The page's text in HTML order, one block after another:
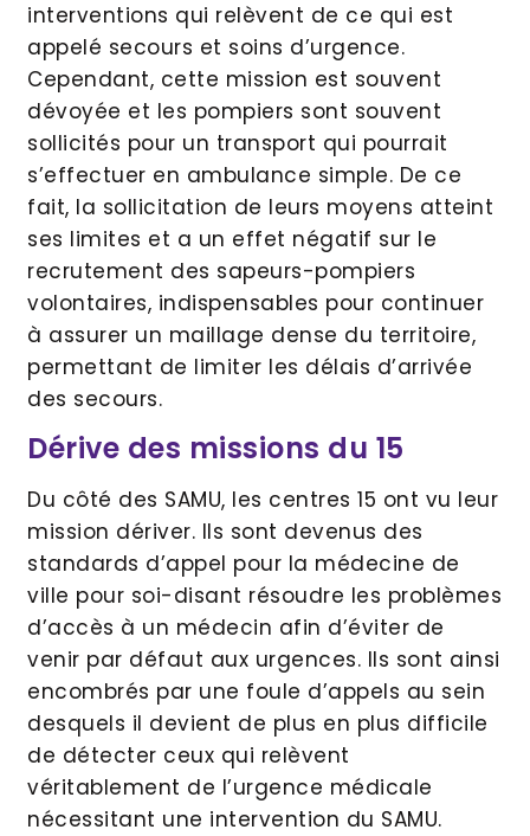
interventions qui relèvent de ce qui est
appelé secours et soins d’urgence.
Cependant, cette mission est souvent
dévoyée et les pompiers sont souvent
sollicités pour un transport qui pourrait
s’effectuer en ambulance simple. De ce
fait, la sollicitation de leurs moyens atteint
ses limites et a un effet négatif sur le
recrutement des sapeurs-pompiers
volontaires, indispensables pour continuer
à assurer un maillage dense du territoire,
permettant de limiter les délais d’arrivée
des secours.
Dérive des missions du 15
Du côté des SAMU, les centres 15 ont vu leur
mission dériver. Ils sont devenus des
standards d’appel pour la médecine de
ville pour soi-disant résoudre les problèmes
d’accès à un médecin afin d’éviter de
venir par défaut aux urgences. Ils sont ainsi
encombrés par une foule d’appels au sein
desquels il devient de plus en plus difficile
de détecter ceux qui relèvent
véritablement de l’urgence médicale
nécessitant une intervention du SAMU.